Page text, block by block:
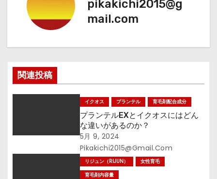
ゲ
シ
ョ
pikakichi2015@g
mail.com
関連投稿
イクオス プランテル 育毛剤配合成分
プランテルEXとイクオスにはどん
な違いがあるのか？
5月 9, 2024
Pikakichi2015@gmail.com
リジュン（RIJUN）
女性育毛
育毛剤内容量